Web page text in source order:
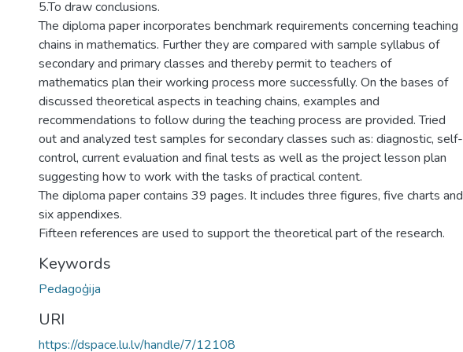
5.To draw conclusions.
The diploma paper incorporates benchmark requirements concerning teaching
chains in mathematics. Further they are compared with sample syllabus of
secondary and primary classes and thereby permit to teachers of
mathematics plan their working process more successfully. On the bases of
discussed theoretical aspects in teaching chains, examples and
recommendations to follow during the teaching process are provided. Tried
out and analyzed test samples for secondary classes such as: diagnostic, self-
control, current evaluation and final tests as well as the project lesson plan
suggesting how to work with the tasks of practical content.
The diploma paper contains 39 pages. It includes three figures, five charts and
six appendixes.
Fifteen references are used to support the theoretical part of the research.
Keywords
Pedagoģija
URI
https://dspace.lu.lv/handle/7/12108